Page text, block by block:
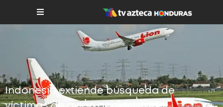
Indonesia extiende búsqueda de